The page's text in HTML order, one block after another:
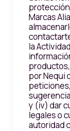
Marcas
la
por Nequi
y (iv) dar
legales o
autoridad